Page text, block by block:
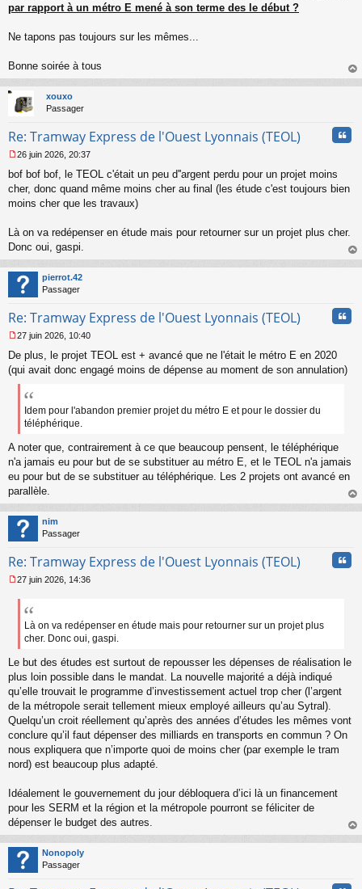
par rapport à un métro E mené à son terme des le début ?
Ne tapons pas toujours sur les mêmes...
Bonne soirée à tous
au
xouxo
Passager
Re: Tramway Express de l'Ouest Lyonnais (TEOL)
e
s
s
e
n
o
n
l
u
26 juin 2026, 20:37
bof bof bof, le TEOL c'était un peu d''argent perdu pour un projet moins
cher, donc quand même moins cher au final (les étude c'est toujours bien
moins cher que les travaux)
Là on va redépenser en étude mais pour retourner sur un projet plus cher.
Donc oui, gaspi.
au
pierrot.42
Passager
Re: Tramway Express de l'Ouest Lyonnais (TEOL)
e
s
n
l
u
27 juin 2026, 10:40
De plus, le projet TEOL est + avancé que ne l'était le métro E en 2020
(qui avait donc engagé moins de dépense au moment de son annulation)
Idem pour l'abandon premier projet du métro E et pour le dossier du
téléphérique.
A noter que, contrairement à ce que beaucoup pensent, le téléphérique
n'a jamais eu pour but de se substituer au métro E, et le TEOL n'a jamais
eu pour but de se substituer au téléphérique. Les 2 projets ont avancé en
parallèle.
au
nim
Passager
Re: Tramway Express de l'Ouest Lyonnais (TEOL)
e
g
e
n
o
n
l
u
27 juin 2026, 14:36
Là on va redépenser en étude mais pour retourner sur un projet plus
cher. Donc oui, gaspi.
Le but des études est surtout de repousser les dépenses de réalisation le
plus loin possible dans le mandat. La nouvelle majorité a déjà indiqué
qu’elle trouvait le programme d’investissement actuel trop cher (l’argent
de la métropole serait tellement mieux employé ailleurs qu’au Sytral).
Quelqu’un croit réellement qu’après des années d’études les mêmes vont
conclure qu’il faut dépenser des milliards en transports en commun ? On
nous expliquera que n’importe quoi de moins cher (par exemple le tram
nord) est beaucoup plus adapté.
Idéalement le gouvernement du jour débloquera d’ici là un financement
pour les SERM et la région et la métropole pourront se féliciter de
dépenser le budget des autres.
au
Nonopoly
Passager